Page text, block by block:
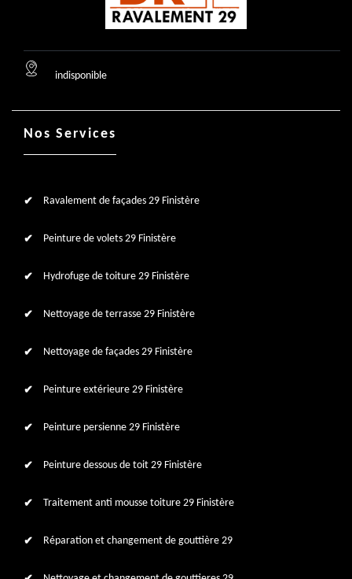
indisponible
Nos Services
Ravalement de façades 29 Finistère
Peinture de volets 29 Finistère
Hydrofuge de toiture 29 Finistère
Nettoyage de terrasse 29 Finistère
Nettoyage de façades 29 Finistère
Peinture extérieure 29 Finistère
Peinture persienne 29 Finistère
Peinture dessous de toit 29 Finistère
Traitement anti mousse toiture 29 Finistère
Réparation et changement de gouttière 29